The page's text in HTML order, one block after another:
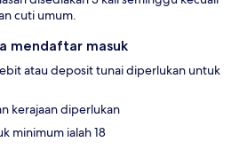
cuti umum.
mendaftar masuk
atau deposit tunai diperlukan untuk
kerajaan diperlukan
minimum ialah 18